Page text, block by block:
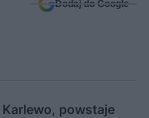
Dodaj do Google
powstaje